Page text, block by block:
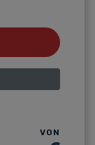
VON